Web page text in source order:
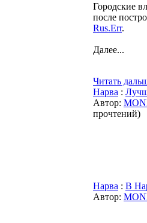
Городские
после
Rus.Err.
Далее...
Читать
Нарва :
Автор:
прочтений)
Нарва : В
Автор: